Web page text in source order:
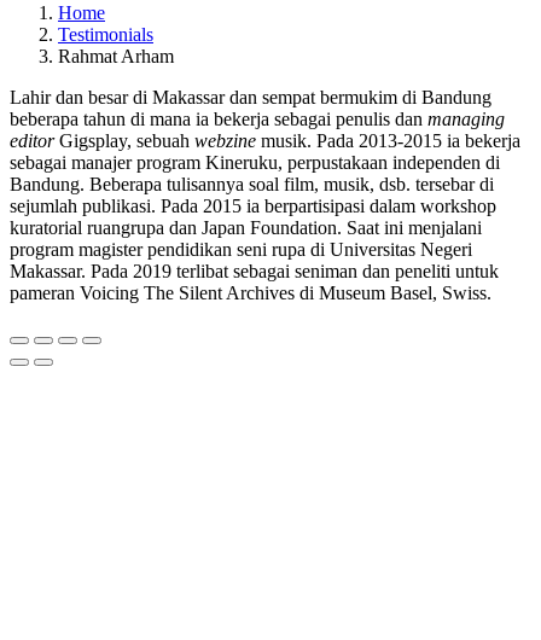
Home
Testimonials
Rahmat Arham
Lahir dan besar di Makassar dan sempat bermukim di Bandung
beberapa tahun di mana ia bekerja sebagai penulis dan managing
editorGigsplay, sebuah webzine musik. Pada 2013-2015 ia bekerja
sebagai manajer program Kineruku, perpustakaan independen di
Bandung. Beberapa tulisannya soal film, musik, dsb. tersebar di
sejumlah publikasi. Pada 2015 ia berpartisipasi dalam workshop
kuratorial ruangrupa dan Japan Foundation. Saat ini menjalani
program magister pendidikan seni rupa di Universitas Negeri
Makassar. Pada 2019 terlibat sebagai seniman dan peneliti untuk
pameran Voicing The Silent Archives di Museum Basel, Swiss.
Go
to